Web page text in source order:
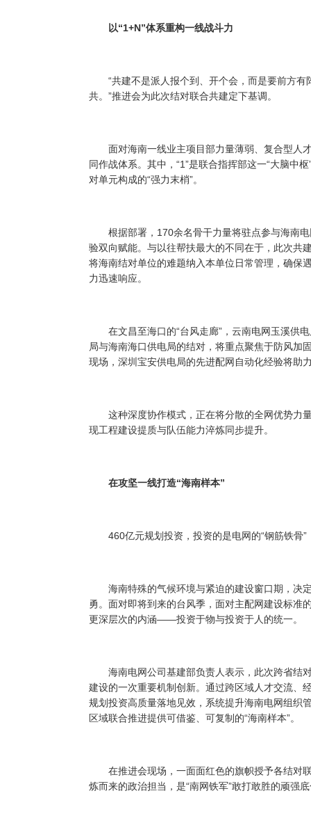
以“1+N”体系重构一线战斗力
“共建不是派人报个到、开个会，而是要前方有
共。”推进会为此次结对联合共建定下基调。
面对海南一线业主项目部力量薄弱、复合型人才
同作战体系。其中，“1”是联合指挥部这一“大脑中
对单元构成的“强力末梢”。
根据部署，170余名骨干力量将驻点参与海南电
验双向赋能。与以往帮扶最大的不同在于，此次共
将海南结对单位的难题纳入本单位日常管理，确保
力迅速响应。
在文昌至海口的“台风走廊”，云南电网玉溪供
局与海南海口供电局的结对，将重点聚焦于防风加
现场，深圳宝安供电局的先进配网自动化经验将助
这种深度协作模式，正在将分散的全网优势力
现工程建设提质与队伍能力淬炼同步提升。
在攻坚一线打造“海南样本”
460亿元规划投资，投资的是电网的“钢筋铁骨”
海南特殊的气候环境与紧迫的建设窗口期，决定
勇。面对即将到来的台风季，面对主配网建设标准
更深层次的内涵——投资于物与投资于人的统一。
海南电网公司基建部负责人表示，此次跨省结
建设的一次重要机制创新。通过跨区域人才交流、
规划投资高质量落地见效，系统提升海南电网组织
区域联合推进提供可借鉴、可复制的“海南样本”。
在推进会现场，一面面红色的旗帜授予各结对联
炼而来的政治担当，是“南网铁军”敢打敢胜的顽强